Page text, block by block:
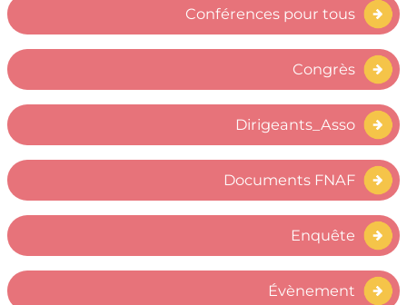
Conférences pour tous
Congrès
Dirigeants_Asso
Documents FNAF
Enquête
Évènement